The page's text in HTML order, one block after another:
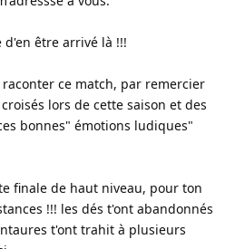
être arrivé là !!!
raconter ce match, par remercier
lors de cette saison et des
bonnes" émotions ludiques"
finale de haut niveau, pour ton
!!! les dés t'ont abandonnés
t'ont trahit à plusieurs